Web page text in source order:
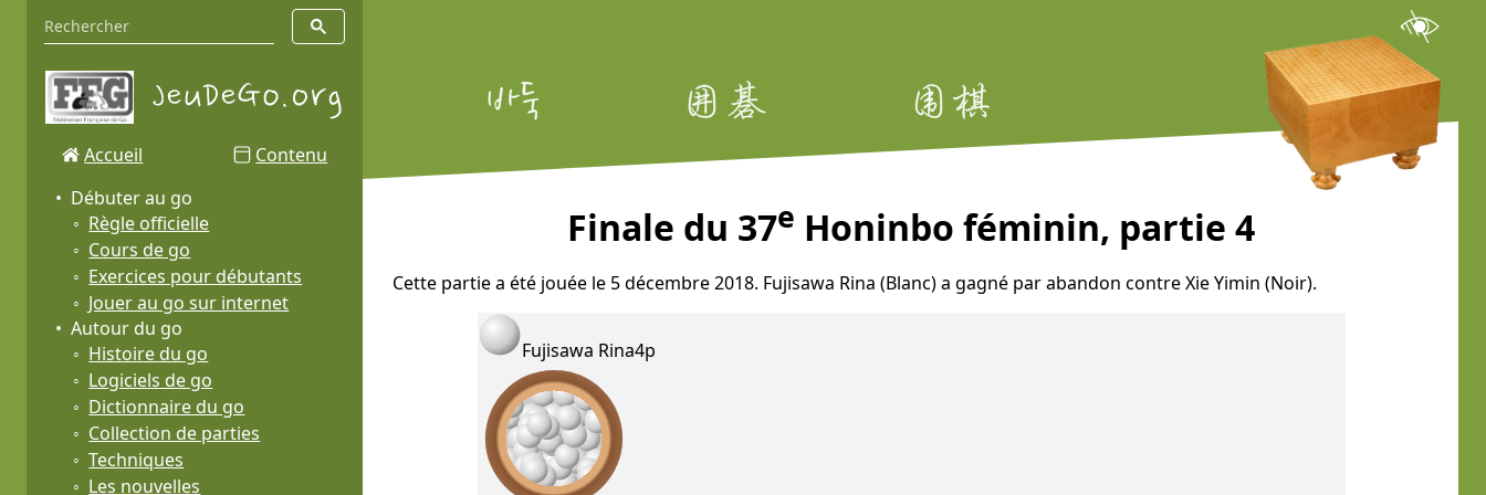
Accueil
Contenu
Débuter au go
Règle officielle
Cours de go
Exercices pour débutants
Jouer au go sur internet
Autour du go
Histoire du go
Logiciels de go
Dictionnaire du go
Collection de parties
Techniques
Les nouvelles
Finale du 37e Honinbo féminin, partie 4
Cette partie a été jouée le 5 décembre 2018. Fujisawa Rina (Blanc) a gagné par abandon contre Xie Yimin (Noir).
Fujisawa Rina4p